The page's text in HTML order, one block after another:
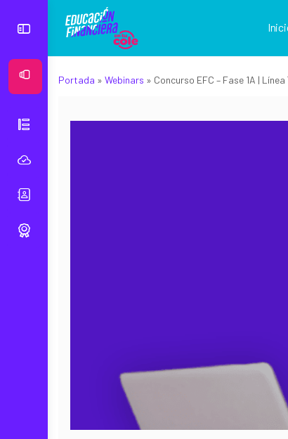
Ver Mural
Portada » Webinars » Concurso EFC – Fase 1A |